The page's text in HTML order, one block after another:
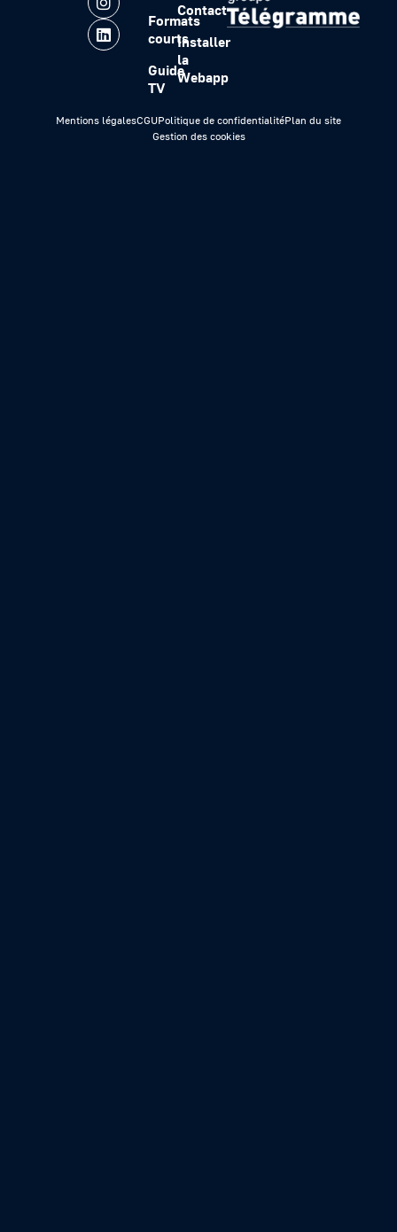
Formats
courts
Guide
TV
Contact
Installer
la
Webapp
Mentions légalesCGUPolitique de confidentialitéPlan du site
Gestion des cookies